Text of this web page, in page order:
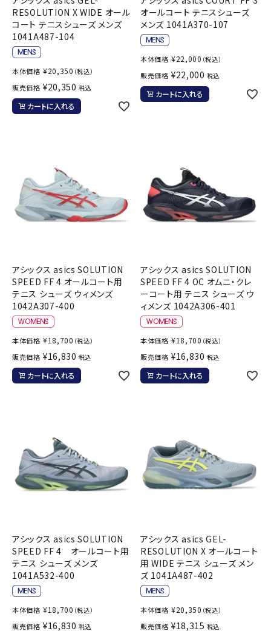
RESOLUTION X WIDE オール
コート テニスシューズ メンズ
1041A487-104
本体価格 ¥20,350 （税込）
販売価格 ¥20,350 税込
カートに入れる
オールコート テニスシューズ
メンズ 1041A370-107
本体価格 ¥22,000 （税込）
販売価格 ¥22,000 税込
カートに入れる
アシックス asics SOLUTION
SPEED FF 4 オールコート用
テニス シューズ ウィメンズ
1042A307-400
本体価格 ¥18,700 （税込）
販売価格 ¥16,830 税込
カートに入れる
アシックス asics SOLUTION
SPEED FF 4 OC オムニ・クレ
ーコート用 テニス シューズ ウ
ィメンズ 1042A306-401
本体価格 ¥18,700 （税込）
販売価格 ¥16,830 税込
カートに入れる
アシックス asics SOLUTION
SPEED FF 4 オールコート用
テニス シューズ メンズ
1041A532-400
本体価格 ¥18,700 （税込）
販売価格 ¥16,830 税込
アシックス asics GEL-
RESOLUTION X オールコート
用 WIDE テニス シューズ メン
ズ 1041A487-402
本体価格 ¥20,350 （税込）
販売価格 ¥18,315 税込